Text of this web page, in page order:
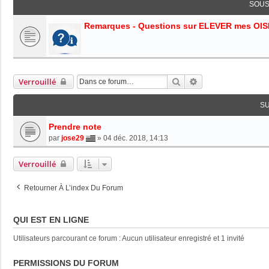
Remarques - Questions sur ELEVER mes
Verrouillé Rechercher
Prendre note
par jose29 » 04 déc. 2018, 14:13
Verrouillé
Retourner À L’index Du Forum
QUI EST EN LIGNE
Utilisateurs parcourant ce forum : Aucun utilisateur enregistré et 1 invité
PERMISSIONS DU FORUM